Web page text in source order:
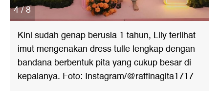
4 / 8
Kini sudah genap berusia 1 tahun, Lily terlihat
imut mengenakan dress tulle lengkap dengan
bandana berbentuk pita yang cukup besar di
kepalanya. Foto: Instagram/@raffinagita1717